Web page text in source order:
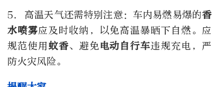
5. 高温天气还需特别注意：车内易燃易爆的香
水喷雾应及时收纳，以免高温暴晒下自燃。应
规范使用蚊香、避免电动自行车违规充电，严
防火灾风险。